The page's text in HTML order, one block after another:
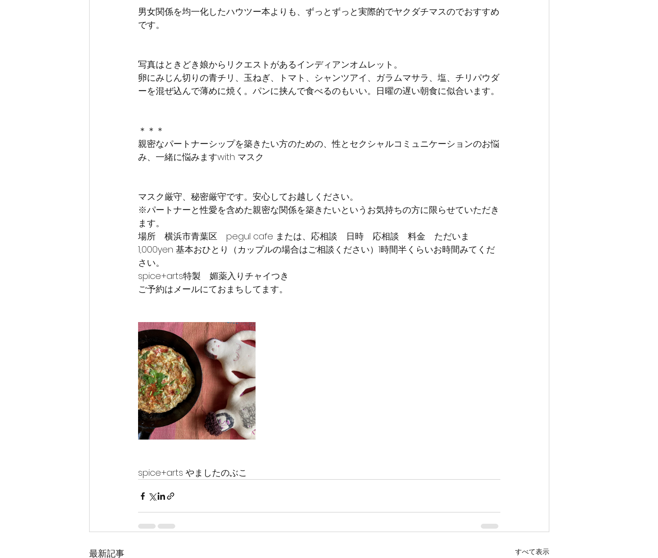
男女関係を均一化したハウツー本よりも、ずっとずっと実際的でヤクダチマスのでおすすめ
です。
写真はときどき娘からリクエストがあるインディアンオムレット。
卵にみじん切りの青チリ、玉ねぎ、トマト、シャンツアイ、ガラムマサラ、塩、チリパウダ
ーを混ぜ込んで薄めに焼く。パンに挟んで食べるのもいい。日曜の遅い朝食に似合います。
＊＊＊
親密なパートナーシップを築きたい方のための、性とセクシャルコミュニケーションのお悩
み、一緒に悩みますwith マスク
マスク厳守、秘密厳守です。安心してお越しください。
※パートナーと性愛を含めた親密な関係を築きたいというお気持ちの方に限らせていただき
ます。
場所　横浜市青葉区　pegul cafe または、応相談　日時　応相談　料金　ただいま
1,000yen 基本おひとり（カップルの場合はご相談ください）1時間半くらいお時間みてくだ
さい。
spice+arts特製　媚薬入りチャイつき
ご予約はメールにておまちしてます。
spice+arts やましたのぶこ
最新記事 すべて表示